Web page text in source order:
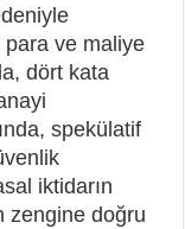
ve maliye
dört kata
spekülatif
iktidarın
zengine doğru